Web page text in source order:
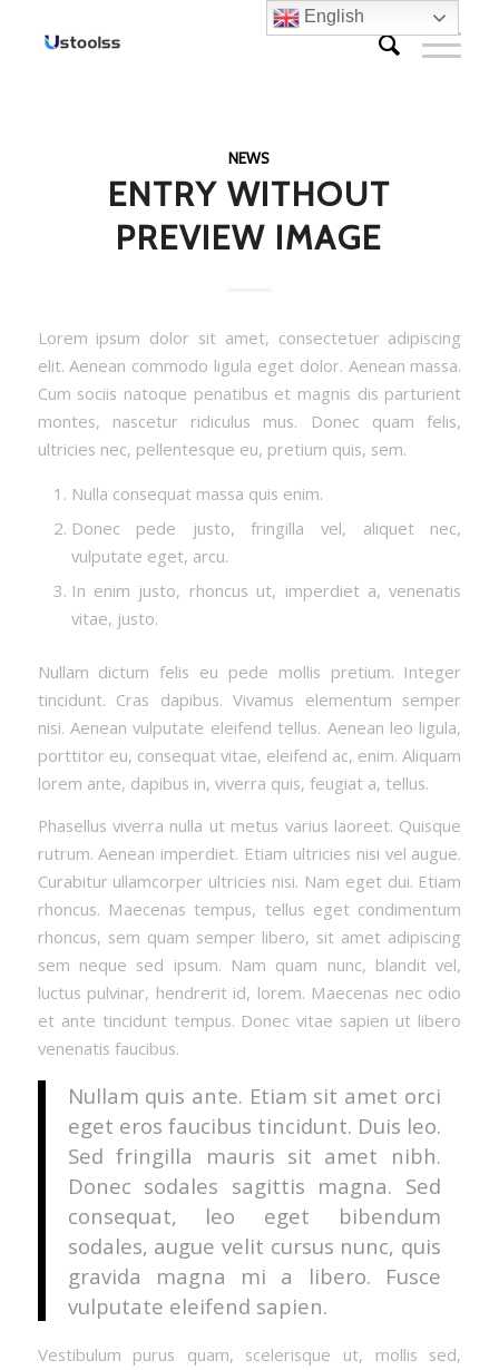
NEWS
ENTRY WITHOUT
PREVIEW IMAGE
Lorem ipsum dolor sit amet, consectetuer adipiscing
elit. Aenean commodo ligula eget dolor. Aenean massa.
Cum sociis natoque penatibus et magnis dis parturient
montes, nascetur ridiculus mus. Donec quam felis,
ultricies nec, pellentesque eu, pretium quis, sem.
Nulla consequat massa quis enim.
Donec pede justo, fringilla vel, aliquet nec,
vulputate eget, arcu.
In enim justo, rhoncus ut, imperdiet a, venenatis
vitae, justo.
Nullam dictum felis eu pede mollis pretium. Integer
tincidunt. Cras dapibus. Vivamus elementum semper
nisi. Aenean vulputate eleifend tellus. Aenean leo ligula,
porttitor eu, consequat vitae, eleifend ac, enim. Aliquam
lorem ante, dapibus in, viverra quis, feugiat a, tellus.
Phasellus viverra nulla ut metus varius laoreet. Quisque
rutrum. Aenean imperdiet. Etiam ultricies nisi vel augue.
Curabitur ullamcorper ultricies nisi. Nam eget dui. Etiam
rhoncus. Maecenas tempus, tellus eget condimentum
rhoncus, sem quam semper libero, sit amet adipiscing
sem neque sed ipsum. Nam quam nunc, blandit vel,
luctus pulvinar, hendrerit id, lorem. Maecenas nec odio
et ante tincidunt tempus. Donec vitae sapien ut libero
venenatis faucibus.
Nullam quis ante. Etiam sit amet orci
eget eros faucibus tincidunt. Duis leo.
Sed fringilla mauris sit amet nibh.
Donec sodales sagittis magna. Sed
consequat, leo eget bibendum
sodales, augue velit cursus nunc, quis
gravida magna mi a libero. Fusce
vulputate eleifend sapien.
Vestibulum purus quam, scelerisque ut, mollis sed,
English